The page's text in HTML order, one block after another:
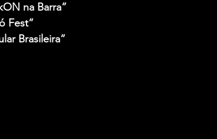
na Barra”
Fest”
Brasileira”